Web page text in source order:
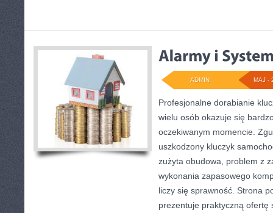
MAJ -
ADMIN
Profesjonalne dorabianie
wielu osób okazuje się
oczekiwanym momencie.
uszkodzony kluczyk
zużyta obudowa, problem z
wykonania zapasowego
liczy się sprawność. Strona
prezentuje praktyczną ofertę